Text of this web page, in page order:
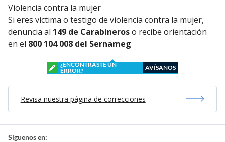
Violencia contra la mujer
Si eres víctima o testigo de violencia contra la mujer,
denuncia al 149 de Carabineroso recibe orientación
en el 800 104 008 del Sernameg
¿ENCONTRASTE UN
ERROR?
AVÍSANOS
Revisa nuestra página de correcciones
Síguenos en: